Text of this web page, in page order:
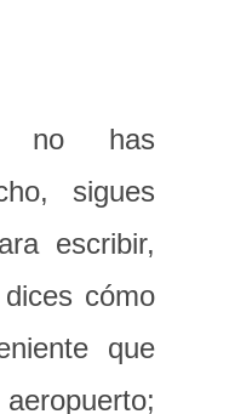
no has
sigues
escribir,
cómo
que